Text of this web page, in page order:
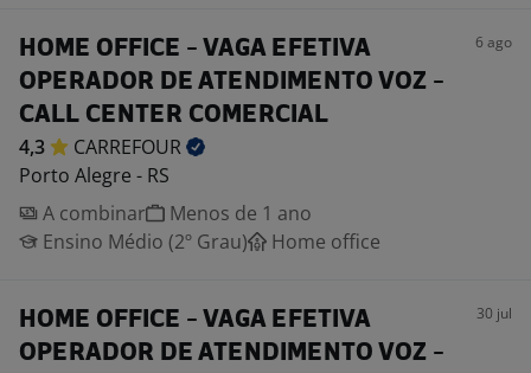
HOME OFFICE - VAGA EFETIVA
OPERADOR DE ATENDIMENTO VOZ -
CALL CENTER COMERCIAL
6 ago
4,3
CARREFOUR
Porto Alegre - RS
A combinar
Menos de 1 ano
Ensino Médio (2º Grau)
Home office
HOME OFFICE - VAGA EFETIVA
OPERADOR DE ATENDIMENTO VOZ -
30 jul